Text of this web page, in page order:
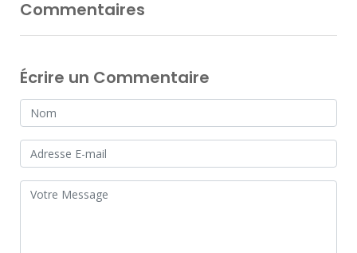
Commentaires
Écrire un Commentaire